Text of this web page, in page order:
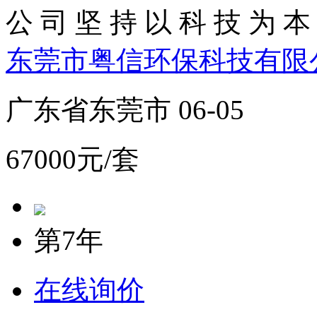
公 司 坚 持 以 科 技 为
东莞市粤信环保科技有限
广东省东莞市 06-05
67000元/套
第7年
在线询价